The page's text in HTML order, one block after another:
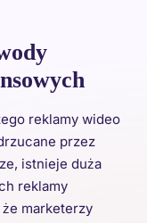
reklamy wideo
przez
istnieje duża
reklamy
marketerzy